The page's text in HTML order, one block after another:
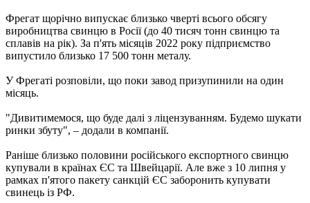
Фрегат щорічно випускає близько чверті всього обсягу
виробництва свинцю в Росії (до 40 тисяч тонн свинцю та
сплавів на рік). За п'ять місяців 2022 року підприємство
випустило близько 17 500 тонн металу.
У Фрегаті розповіли, що поки завод призупинили на один
місяць.
"Дивитимемося, що буде далі з ліцензуванням. Будемо шукати
ринки збуту", – додали в компанії.
Раніше близько половини російського експортного свинцю
купували в країнах ЄС та Швейцарії. Але вже з 10 липня у
рамках п'ятого пакету санкцій ЄС заборонить купувати
свинець із РФ.